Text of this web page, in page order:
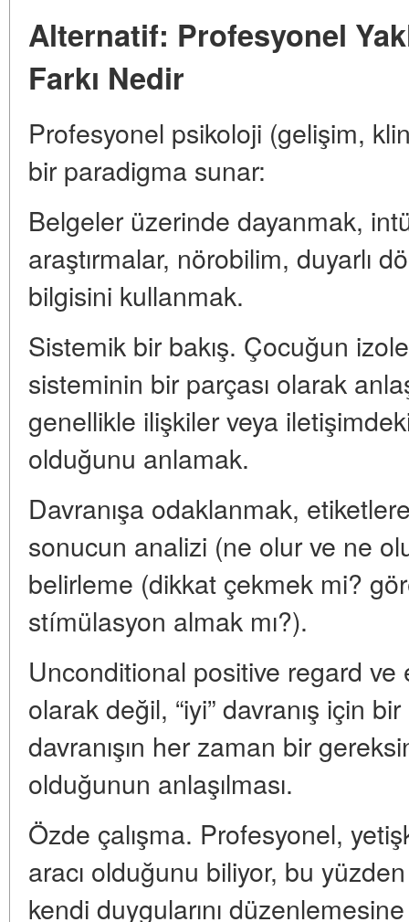
Alternatif: Profesyonel
Farkı Nedir
Profesyonel psikoloji (gelişim,
bir paradigma sunar:
Belgeler üzerinde dayanmak,
araştırmalar, nörobilim, duyarlı
bilgisini kullanmak.
Sistemik bir bakış. Çocuğun
sisteminin bir parçası olarak
genellikle ilişkiler veya
olduğunu anlamak.
Davranışa odaklanmak,
sonucun analizi (ne olur ve ne
belirleme (dikkat çekmek mi?
stímülasyon almak mı?).
Unconditional positive regard
olarak değil, “iyi” davranış için
davranışın her zaman bir
olduğunun anlaşılması.
Özde çalışma. Profesyonel,
aracı olduğunu biliyor, bu
kendi duygularını